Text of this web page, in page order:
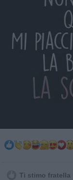
Ti stimo fratella